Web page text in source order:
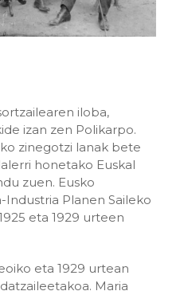
iloba,
izan zen Polikarpo.
zinegotzi lanak bete
honetako Euskal
zuen. Eusko
Planen Saileko
eta 1929 urteen
eta 1929 urtean
Maria